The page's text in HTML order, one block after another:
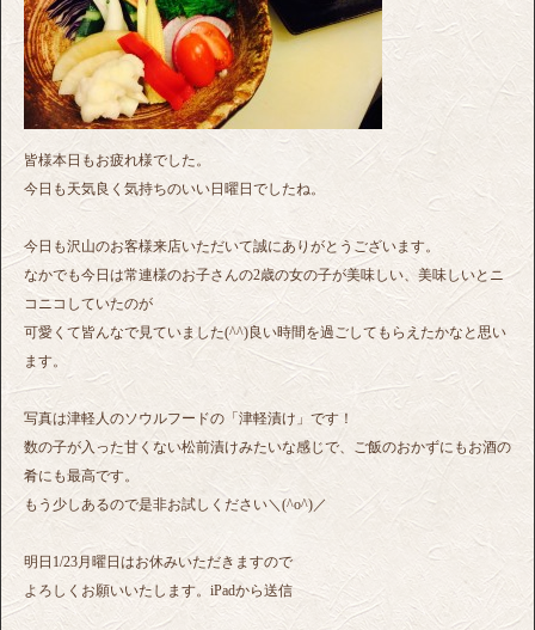
皆様本日もお疲れ様でした。
今日も天気良く気持ちのいい日曜日でしたね。
今日も沢山のお客様来店いただいて誠にありがとうございます。
なかでも今日は常連様のお子さんの2歳の女の子が美味しい、美味しいとニ
コニコしていたのが
可愛くて皆んなで見ていました(^^)良い時間を過ごしてもらえたかなと思い
ます。
写真は津軽人のソウルフードの「津軽漬け」です！
数の子が入った甘くない松前漬けみたいな感じで、ご飯のおかずにもお酒の
肴にも最高です。
もう少しあるので是非お試しください＼(^o^)／
明日1/23月曜日はお休みいただきますので
よろしくお願いいたします。iPadから送信